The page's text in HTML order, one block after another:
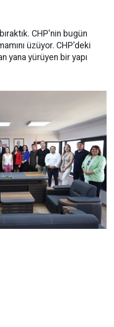
CHP'nin bugün
üzüyor. CHP'deki
yana yürüyen bir yapı